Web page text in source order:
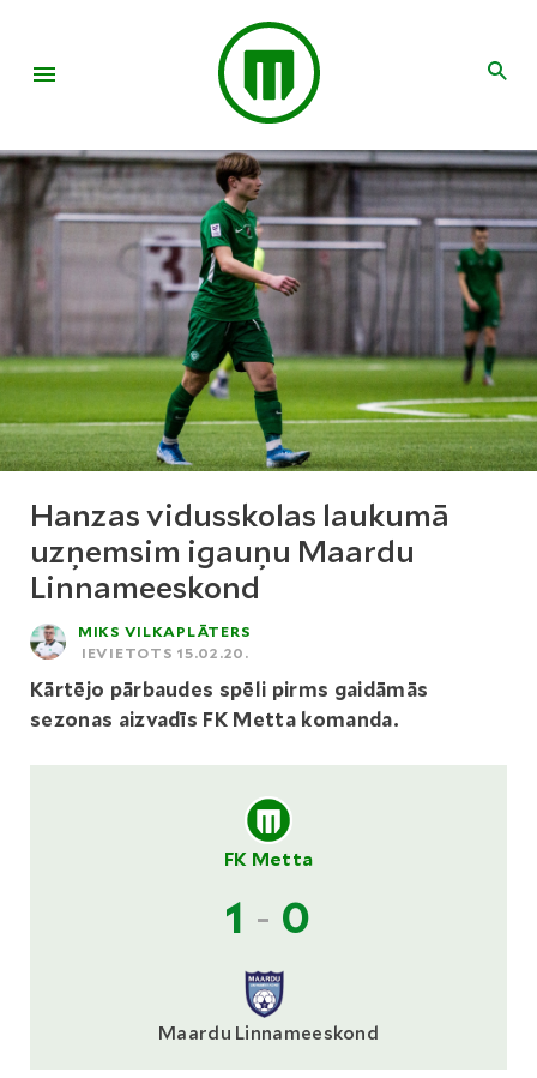
Hanzas vidusskolas laukumā
uzņemsim igauņu Maardu
Linnameeskond
MIKS VILKAPLĀTERS
IEVIETOTS 15.02.20.
Kārtējo pārbaudes spēli pirms gaidāmās
sezonas aizvadīs FK Metta komanda.
FK Metta
1 - 0
Maardu Linnameeskond